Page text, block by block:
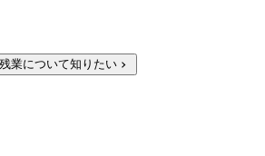
業について知りたい